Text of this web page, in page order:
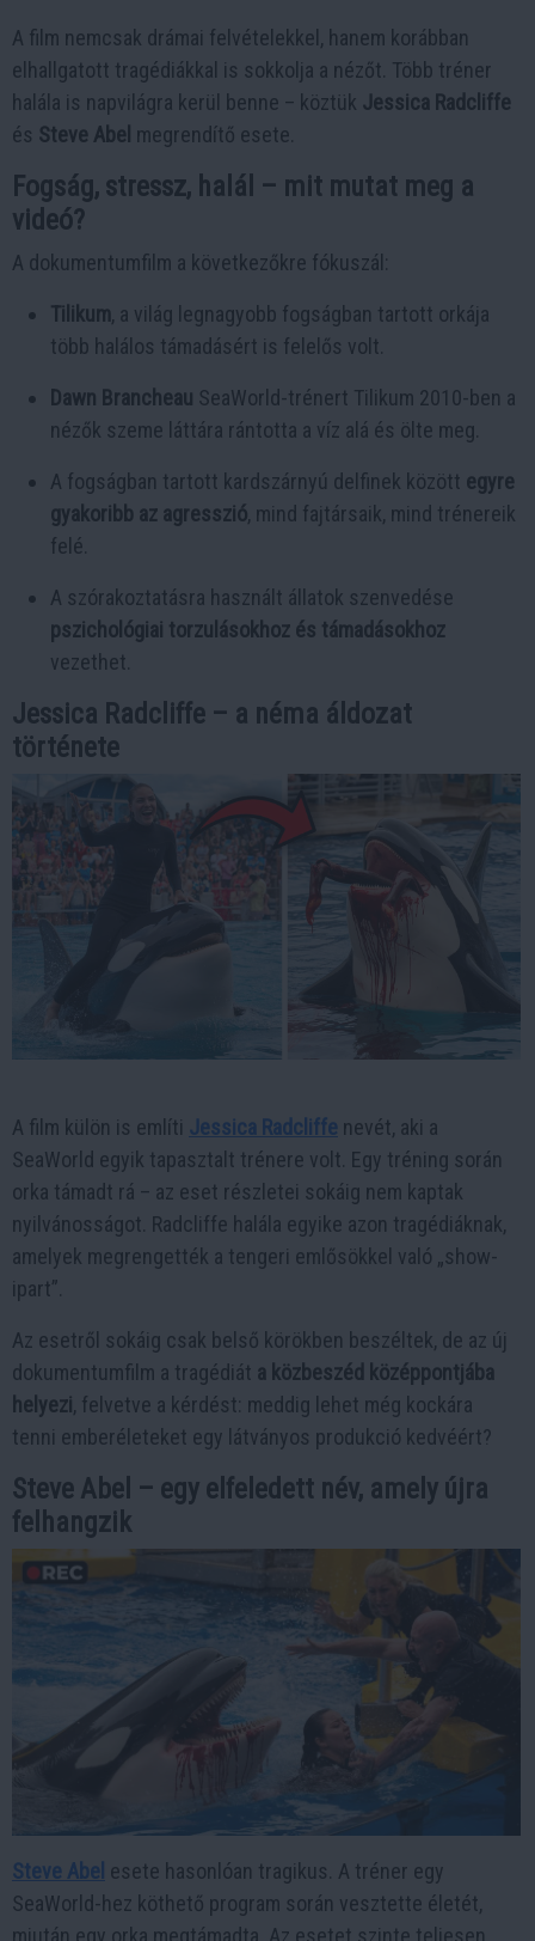
A film nemcsak drámai felvételekkel, hanem korábban
elhallgatott tragédiákkal is sokkolja a nézőt. Több tréner
halála is napvilágra kerül benne – köztük Jessica Radcliffe
és Steve Abel megrendítő esete.
Fogság, stressz, halál – mit mutat meg a
videó?
A dokumentumfilm a következőkre fókuszál:
Tilikum, a világ legnagyobb fogságban tartott orkája
több halálos támadásért is felelős volt.
Dawn Brancheau SeaWorld-trénert Tilikum 2010-ben a
nézők szeme láttára rántotta a víz alá és ölte meg.
A fogságban tartott kardszárnyú delfinek között egyre
gyakoribb az agresszió, mind fajtársaik, mind trénereik
felé.
A szórakoztatásra használt állatok szenvedése
pszichológiai torzulásokhoz és támadásokhoz
vezethet.
Jessica Radcliffe – a néma áldozat
története
A film külön is említi Jessica Radcliffe nevét, aki a
SeaWorld egyik tapasztalt trénere volt. Egy tréning során
orka támadt rá – az eset részletei sokáig nem kaptak
nyilvánosságot. Radcliffe halála egyike azon tragédiáknak,
amelyek megrengették a tengeri emlősökkel való „show-
ipart”.
Az esetről sokáig csak belső körökben beszéltek, de az új
dokumentumfilm a tragédiát a közbeszéd középpontjába
helyezi , felvetve a kérdést: meddig lehet még kockára
tenni emberéleteket egy látványos produkció kedvéért?
Steve Abel – egy elfeledett név, amely újra
felhangzik
Steve Abel esete hasonlóan tragikus. A tréner egy
SeaWorld-hez köthető program során vesztette életét,
miután egy orka megtámadta. Az esetet szinte teljesen